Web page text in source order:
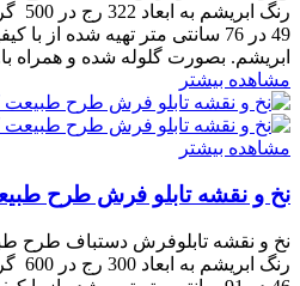
49 در 76 سانتی متر تهیه شده
ابریشم. بصورت گلوله شده و همراه
مشاهده بیشتر
مشاهده بیشتر
نخ و نقشه تابلو فرش طرح طبیعت